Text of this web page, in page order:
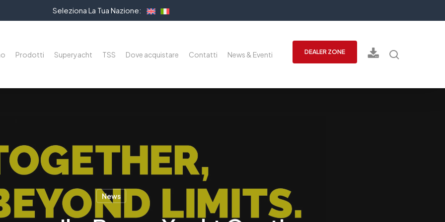
Seleziona La Tua Nazione:
Prodotti Superyacht TSS Dove acquistare Contatti News & Eventi DEALER ZONE
News